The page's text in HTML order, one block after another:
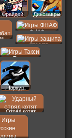
Фрайдей Динозавры
ФНАФ
Защита
Такси
Паркур
Отряд котят